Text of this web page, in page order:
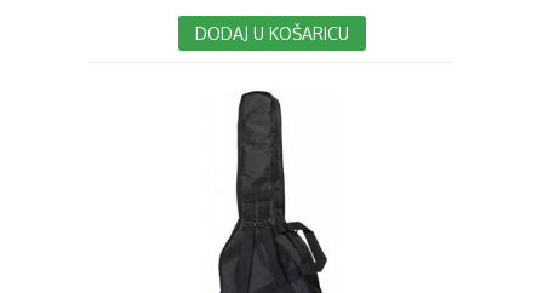
DODAJ U KOŠARICU